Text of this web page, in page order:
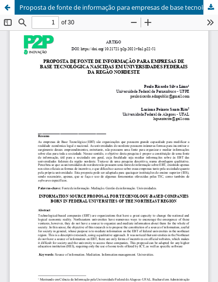
Proposta de fonte de informação para empresas de base tecnológica nascidas em universidades federais da região nordeste